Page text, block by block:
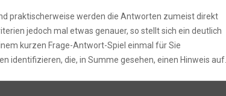
praktischerweise werden die Antworten zumeist direkt
jedoch mal etwas genauer, so stellt sich ein deutlich
kurzen Frage-Antwort-Spiel einmal für Sie
identifizieren, die, in Summe gesehen, einen Hinweis auf…